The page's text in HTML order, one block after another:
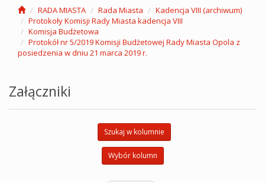
RADA MIASTA Rada Miasta
Kadencja VIII (archiwum)
Protokoły Komisji Rady Miasta kadencja VIII
Komisja Budżetowa
Protokół nr 5/2019 Komisji Budżetowej Rady Miasta Opola z
posiedzenia w dniu 21 marca 2019 r.
Załączniki
Szukaj w kolumnie
Wybór kolumn